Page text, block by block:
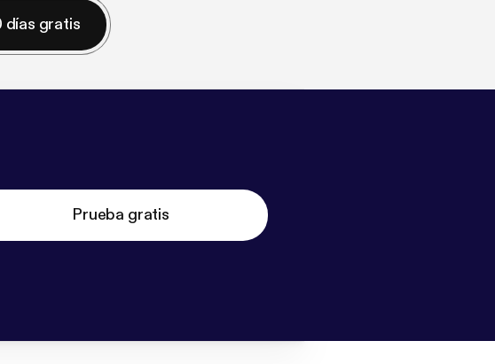
días gratis
Prueba gratis